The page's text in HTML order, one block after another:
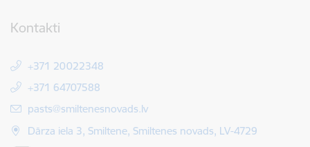
Kontakti
+371 20022348
+371 64707588
E-pasts:
pasts@smiltenesnovads.lv
Dārza iela 3, Smiltene, Smiltenes novads, LV-4729